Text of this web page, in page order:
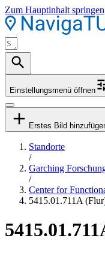
Zum Hauptinhalt springen
Einstellungsmenü öffnen
Erstes Bild
Standorte
/
Garching
/
Center for
5415.01.711A